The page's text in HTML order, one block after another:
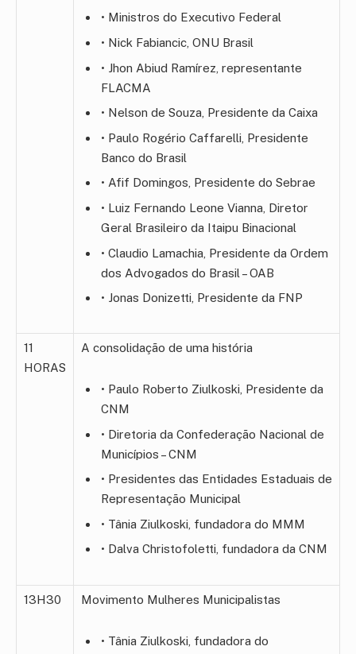
• Ministros do Executivo Federal
• Nick Fabiancic, ONU Brasil
• Jhon Abiud Ramírez, representante
FLACMA
• Nelson de Souza, Presidente da Caixa
• Paulo Rogério Caffarelli, Presidente
Banco do Brasil
• Afif Domingos, Presidente do Sebrae
• Luiz Fernando Leone Vianna, Diretor
Geral Brasileiro da Itaipu Binacional
• Claudio Lamachia, Presidente da Ordem
dos Advogados do Brasil – OAB
• Jonas Donizetti, Presidente da FNP
11
HORAS
A consolidação de uma história
• Paulo Roberto Ziulkoski, Presidente da
CNM
• Diretoria da Confederação Nacional de
Municípios – CNM
• Presidentes das Entidades Estaduais de
Representação Municipal
• Tânia Ziulkoski, fundadora do MMM
• Dalva Christofoletti, fundadora da CNM
13H30 Movimento Mulheres Municipalistas
• Tânia Ziulkoski, fundadora do